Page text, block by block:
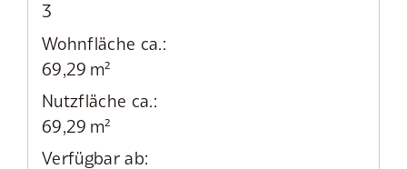
3
Wohnfläche ca.:
69,29 m²
Nutzfläche ca.:
69,29 m²
Verfügbar ab: